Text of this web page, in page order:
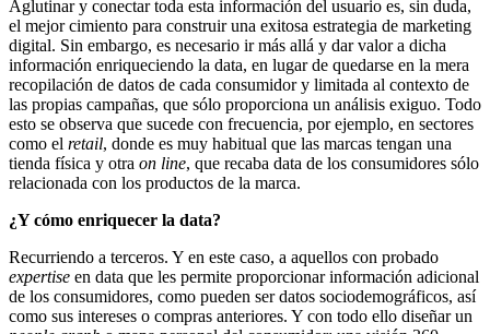
Aglutinar y conectar toda esta información del usuario es, sin duda,
el mejor cimiento para construir una exitosa estrategia de marketing
digital. Sin embargo, es necesario ir más allá y dar valor a dicha
información enriqueciendo la data, en lugar de quedarse en la mera
recopilación de datos de cada consumidor y limitada al contexto de
las propias campañas, que sólo proporciona un análisis exiguo. Todo
esto se observa que sucede con frecuencia, por ejemplo, en sectores
como el retail, donde es muy habitual que las marcas tengan una
tienda física y otra on line, que recaba data de los consumidores sólo
relacionada con los productos de la marca.
¿Y cómo enriquecer la data?
Recurriendo a terceros. Y en este caso, a aquellos con probado
expertise en data que les permite proporcionar información adicional
de los consumidores, como pueden ser datos sociodemográficos, así
como sus intereses o compras anteriores. Y con todo ello diseñar un